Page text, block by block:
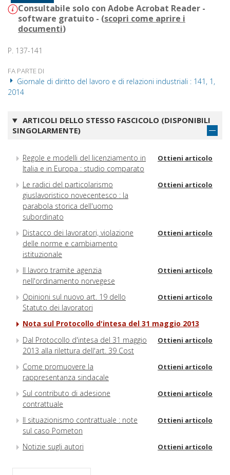
Consultabile solo con Adobe Acrobat Reader -
software gratuito - (scopri come aprire i
documenti)
P. 137-141
FA PARTE DI
Giornale di diritto del lavoro e di relazioni industriali : 141, 1,
2014
ARTICOLI DELLO STESSO FASCICOLO (DISPONIBILI
SINGOLARMENTE)
Regole e modelli del licenziamento in
Italia e in Europa : studio comparato
Ottieni articolo
Le radici del particolarismo
giuslavoristico novecentesco : la
parabola storica dell'uomo
subordinato
Ottieni articolo
Distacco dei lavoratori, violazione
delle norme e cambiamento
istituzionale
Ottieni articolo
Il lavoro tramite agenzia
nell'ordinamento norvegese
Ottieni articolo
Opinioni sul nuovo art. 19 dello
Statuto dei lavoratori
Ottieni articolo
Nota sul Protocollo d'intesa del 31 maggio 2013
Dal Protocollo d'intesa del 31 maggio
2013 alla rilettura dell'art. 39 Cost
Ottieni articolo
Come promuovere la
rappresentanza sindacale
Ottieni articolo
Sul contributo di adesione
contrattuale
Ottieni articolo
Il situazionismo contrattuale : note
sul caso Pometon
Ottieni articolo
Notizie sugli autori Ottieni articolo